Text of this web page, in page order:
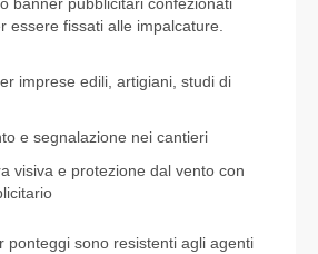
essere fissati alle impalcature.
imprese edili, artigiani, studi di
e segnalazione nei cantieri
visiva e protezione dal vento con
ponteggi sono resistenti agli agenti